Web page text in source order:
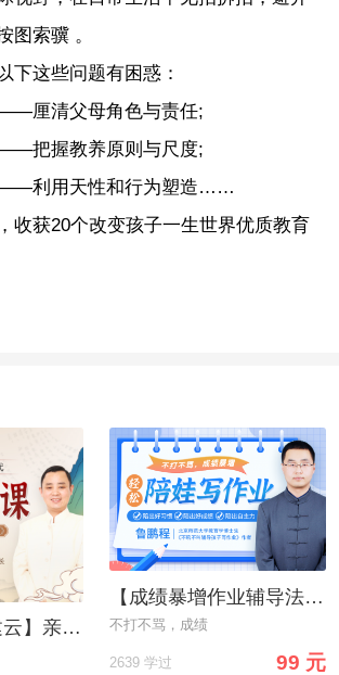
图索骥 。
这些问题有困惑：
厘清父母角色与责任;
把握教养原则与尺度;
利用天性和行为塑造……
获20个改变孩子一生世界优质教育
【国学大师张建云】亲授：35堂国学家风课，轻松教子
【成绩暴增作业辅导法】告别“吼叫式”作业辅导，轻松陪娃写作业
不打不骂，成绩
2639 学过 99 元